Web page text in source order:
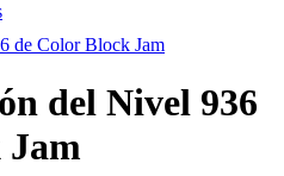
de Color Block Jam
del Nivel 936
Jam